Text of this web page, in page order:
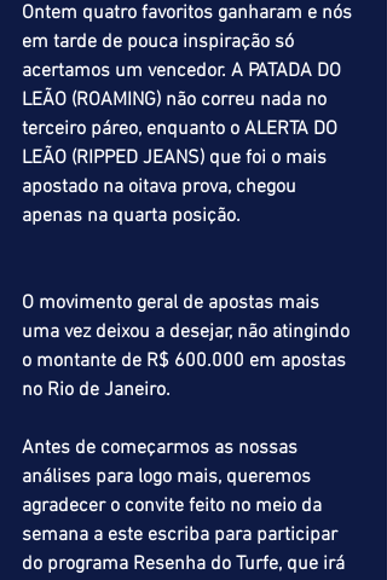
Ontem quatro favoritos ganharam e nós
em tarde de pouca inspiração só
acertamos um vencedor. A PATADA DO
LEÃO (ROAMING) não correu nada no
terceiro páreo, enquanto o ALERTA DO
LEÃO (RIPPED JEANS) que foi o mais
apostado na oitava prova, chegou
apenas na quarta posição.
O movimento geral de apostas mais
uma vez deixou a desejar, não atingindo
o montante de R$ 600.000 em apostas
no Rio de Janeiro.
Antes de começarmos as nossas
análises para logo mais, queremos
agradecer o convite feito no meio da
semana a este escriba para participar
do programa Resenha do Turfe, que irá